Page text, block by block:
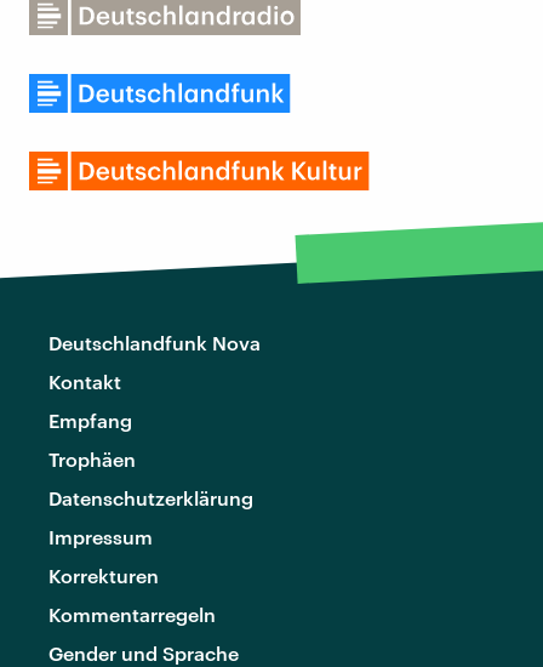
Deutschlandfunk Nova
Kontakt
Empfang
Trophäen
Datenschutzerklärung
Impressum
Korrekturen
Kommentarregeln
Gender und Sprache